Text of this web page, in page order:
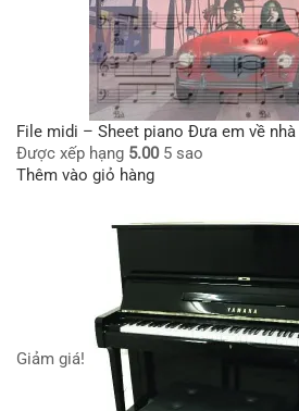
File midi – Sheet piano Đưa em về nhà
Được xếp hạng 5.005 sao
Thêm vào giỏ hàng
Giảm giá!